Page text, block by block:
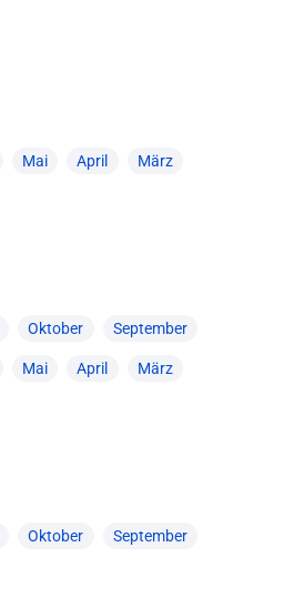
Mai April März
Oktober September
Mai April März
Oktober September